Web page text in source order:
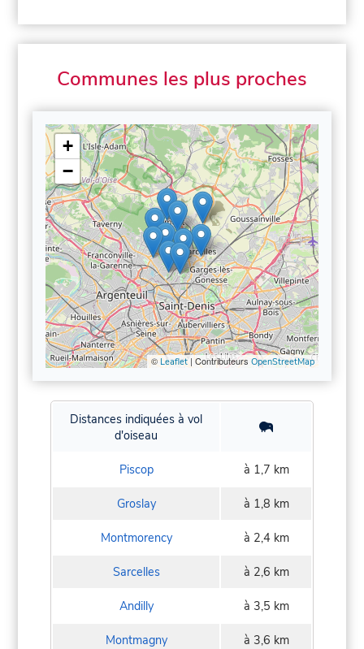
Communes les plus proches
+
−
© Leaflet| Contributeurs OpenStreetMap
Distances indiquées à vol
d'oiseau
Piscop à 1,7 km
Groslay à 1,8 km
Montmorency à 2,4 km
Sarcelles à 2,6 km
Andilly à 3,5 km
Montmagny à 3,6 km